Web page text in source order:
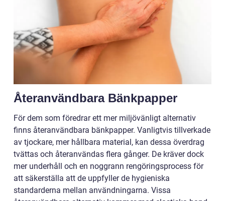
Återanvändbara Bänkpapper
För dem som föredrar ett mer miljövänligt alternativ
finns återanvändbara bänkpapper. Vanligtvis tillverkade
av tjockare, mer hållbara material, kan dessa överdrag
tvättas och återanvändas flera gånger. De kräver dock
mer underhåll och en noggrann rengöringsprocess för
att säkerställa att de uppfyller de hygieniska
standarderna mellan användningarna. Vissa